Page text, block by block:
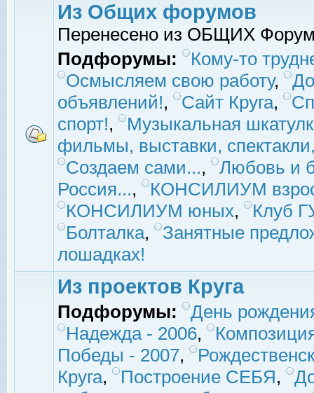
Из Общих форумов
Перенесено из ОБЩИХ
Подфорумы:
Кому-то
Осмысляем свою работу,
объявлений!, Сайт Круга,
спорт!,
Музыкальная
фильмы, выставки,
Создаем сами...,
Любовь и
Россия...,
КОНСИЛИУМ
КОНСИЛИУМ юных,
Клуб
Болталка,
Занятные
лошадках!
Из проектов Круга
Подфорумы:
День
Надежда - 2006,
Победы - 2007,
Круга, Построение СЕБЯ,